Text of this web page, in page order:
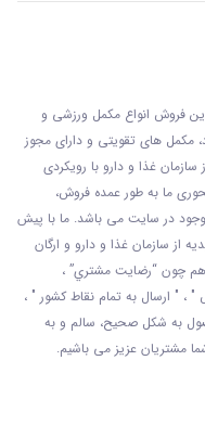
فروش انواع مکمل ورزشی و
مکمل های تقویتی و دارای مجوز
سازمان غذا و دارو با رويکردی
ما به طور عمده فروش،
در سایت می باشد. ما با پيش
از سازمان غذا و دارو و ارگان
هم چون “رضايت مشتري” ،
" ارسال به تمام نقاط کشور " ،
به شکل صحيح، سالم و به
مشتريان عزیز می باشيم.